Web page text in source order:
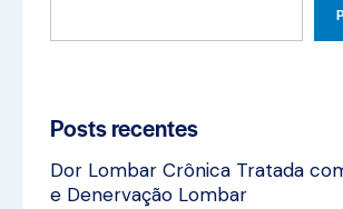
Posts recentes
Dor Lombar Crônica Tratada
e Denervação Lombar